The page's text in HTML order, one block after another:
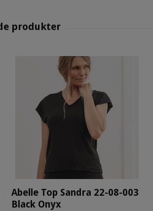
Abelle Top Sandra 22-08-003
Black Onyx